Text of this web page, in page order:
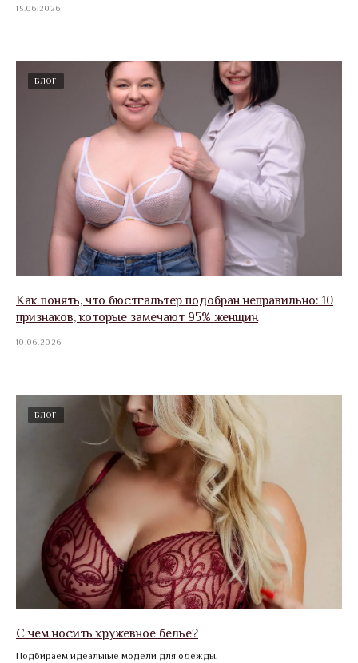
15.06.2026
БЛОГ
Как понять, что бюстгальтер подобран неправильно: 10
признаков, которые замечают 95% женщин
10.06.2026
БЛОГ
С чем носить кружевное белье?
Подбираем идеальные модели для одежды.